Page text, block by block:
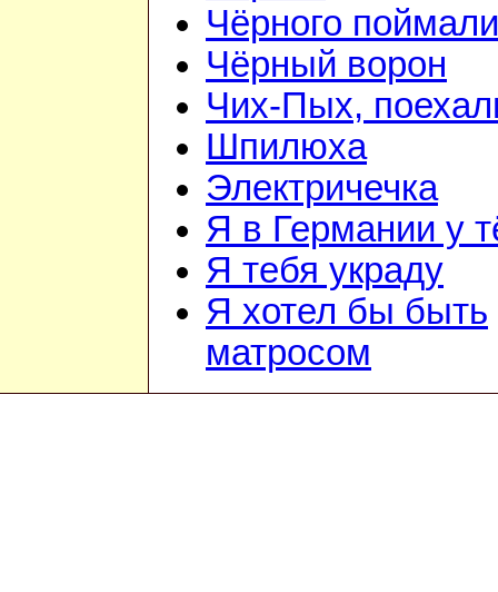
Чёрного поймали
Чёрный ворон
Чих-Пых,
Шпилюха
Электричечка
Я в Германии у
Я тебя украду
Я хотел бы быть
матросом